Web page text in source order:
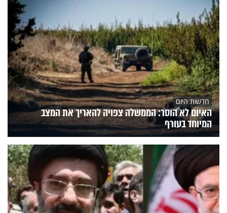
חדשות היום
האיום לא הוסר: הממשלה צפויה להאריך את המצב
המיוחד בעורף